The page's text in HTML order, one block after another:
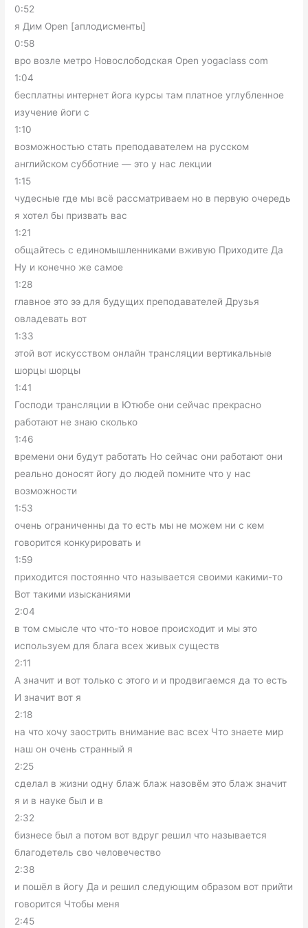
0:52
я Дим Open [аплодисменты]
0:58
вро возле метро Новослободская Open yogaclass com
1:04
бесплатны интернет йога курсы там платное углубленное
изучение йоги с
1:10
возможностью стать преподавателем на русском
английском субботние — это у нас лекции
1:15
чудесные где мы всё рассматриваем но в первую очередь
я хотел бы призвать вас
1:21
общайтесь с единомышленниками вживую Приходите Да
Ну и конечно же самое
1:28
главное это ээ для будущих преподавателей Друзья
овладевать вот
1:33
этой вот искусством онлайн трансляции вертикальные
шорцы шорцы
1:41
Господи трансляции в Ютюбе они сейчас прекрасно
работают не знаю сколько
1:46
времени они будут работать Но сейчас они работают они
реально доносят йогу до людей помните что у нас
возможности
1:53
очень ограниченны да то есть мы не можем ни с кем
говорится конкурировать и
1:59
приходится постоянно что называется своими какими-то
Вот такими изысканиями
2:04
в том смысле что что-то новое происходит и мы это
используем для блага всех живых существ
2:11
А значит и вот только с этого и и продвигаемся да то есть
И значит вот я
2:18
на что хочу заострить внимание вас всех Что знаете мир
наш он очень странный я
2:25
сделал в жизни одну блаж блаж назовём это блаж значит
я и в науке был и в
2:32
бизнесе был а потом вот вдруг решил что называется
благодетель сво человечество
2:38
и пошёл в йогу Да и решил следующим образом вот прийти
говорится Чтобы меня
2:45